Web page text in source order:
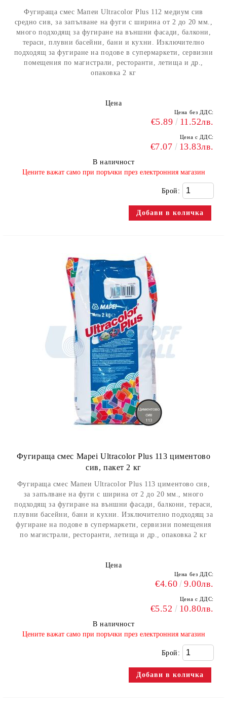
Фугираща смес Мапеи Ultracolor Plus 112 медиум сив
средно сив, за запълване на фуги с ширина от 2 до 20 мм.,
много подходящ за фугиране на външни фасади, балкони,
тераси, плувни басейни, бани и кухни. Изключително
подходящ за фугиране на подове в супермаркети, сервизни
помещения по магистрали, ресторанти, летища и др.,
опаковка 2 кг
Цена
Цена без ДДС:
€5.89 11.52лв.
Цена с ДДС:
€7.07 13.83лв.
В наличност
​Цените важат само при поръчки през електронния магазин
Брой:
Фугираща смес Mapei Ultracolor Plus 113 циментово
сив, пакет 2 кг
Фугираща смес Мапеи Ultracolor Plus 113 циментово сив,
за запълване на фуги с ширина от 2 до 20 мм., много
подходящ за фугиране на външни фасади, балкони, тераси,
плувни басейни, бани и кухни. Изключително подходящ за
фугиране на подове в супермаркети, сервизни помещения
по магистрали, ресторанти, летища и др., опаковка 2 кг
Цена
Цена без ДДС:
€4.60 9.00лв.
Цена с ДДС:
€5.52 10.80лв.
В наличност
​Цените важат само при поръчки през електронния магазин
Брой: